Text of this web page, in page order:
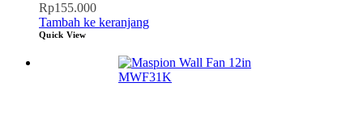
Rp155.000
Tambah ke keranjang
Quick View